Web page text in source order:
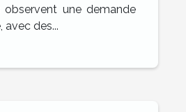
observent une demande
avec des...